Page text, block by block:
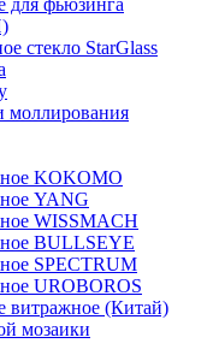
для фьюзинга
стекло StarGlass
моллирования
KOKOMO
YANG
WISSMACH
BULLSEYE
SPECTRUM
UROBOROS
витражное (Китай)
мозаики